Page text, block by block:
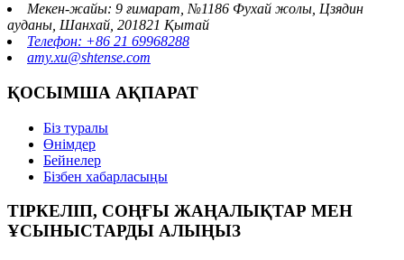
Мекен-жайы: 9 ғимарат, №1186 Фухай жолы, Цзядин
ауданы, Шанхай, 201821 Қытай
Телефон: +86 21 69968288
amy.xu@shtense.com
ҚОСЫМША АҚПАРАТ
Біз туралы
Өнімдер
Бейнелер
Бізбен хабарласыңы
ТІРКЕЛІП, СОҢҒЫ ЖАҢАЛЫҚТАР МЕН
ҰСЫНЫСТАРДЫ АЛЫҢЫЗ